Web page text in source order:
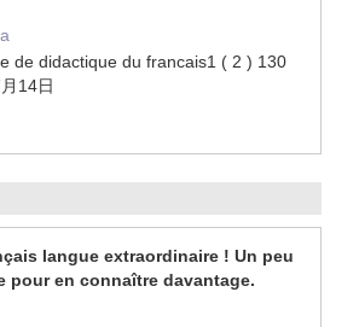
de didactique du francais1 ( 2 ) 130
14日
langue extraordinaire ! Un peu
pour en connaître davantage.